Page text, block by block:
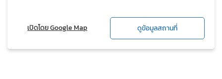
เปิดโดย Google Map ดูข้อมูลสถานที่